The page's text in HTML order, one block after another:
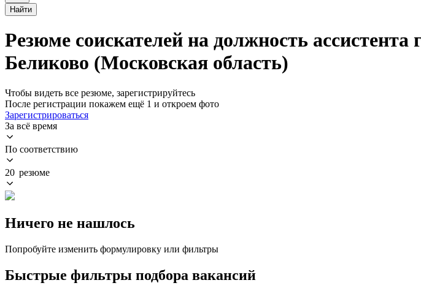
Найти
Резюме соискателей на должность
Беликово (Московская область)
Чтобы видеть все резюме, зарегистрируйтесь
После регистрации покажем ещё 1 и откроем фото
Зарегистрироваться
За всё время
По соответствию
20 резюме
Ничего не нашлось
Попробуйте изменить формулировку или фильтры
Быстрые фильтры подбора вакансий